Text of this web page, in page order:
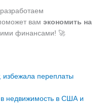
вам экономить на
финансами! 🚀
избежала переплаты
в недвижимость в США и